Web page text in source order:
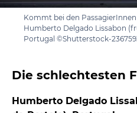
Kommt bei den
Humberto Delgado Lissabon
Portugal ©Shutterstock-
Die schlechtesten
Humberto Delgado